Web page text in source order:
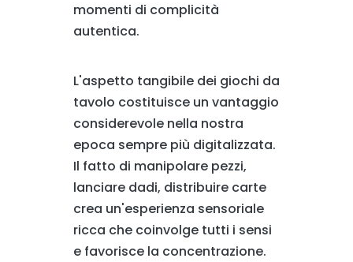
momenti di complicità
autentica.
L'aspetto tangibile dei giochi da
tavolo costituisce un vantaggio
considerevole nella nostra
epoca sempre più digitalizzata.
Il fatto di manipolare pezzi,
lanciare dadi, distribuire carte
crea un'esperienza sensoriale
ricca che coinvolge tutti i sensi
e favorisce la concentrazione.